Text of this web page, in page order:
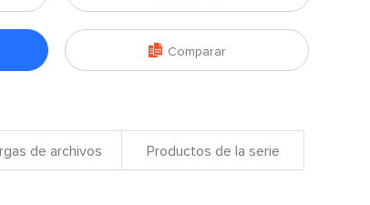
 Comparar
de archivos Productos de la serie